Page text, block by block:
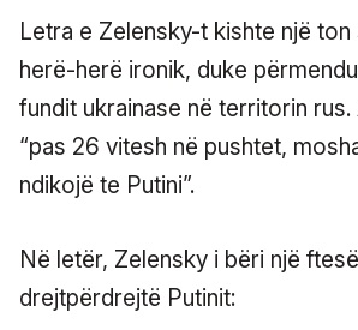
Letra e Zelensky-t kishte një
herë-herë ironik, duke
fundit ukrainase në territorin
“pas 26 vitesh në pushtet,
ndikojë te Putini”.
Në letër, Zelensky i bëri një
drejtpërdrejtë Putinit: